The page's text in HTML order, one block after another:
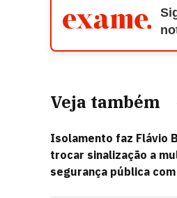
Veja também
Isolamento faz Flávio
trocar sinalização a
segurança pública